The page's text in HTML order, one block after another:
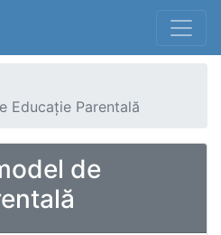
Educație Parentală
de